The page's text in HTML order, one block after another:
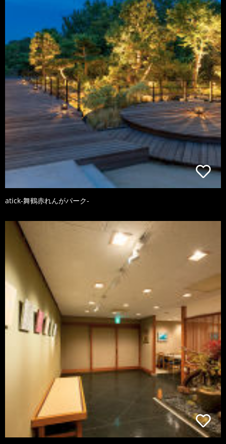
atick-舞鶴赤れんがパーク-